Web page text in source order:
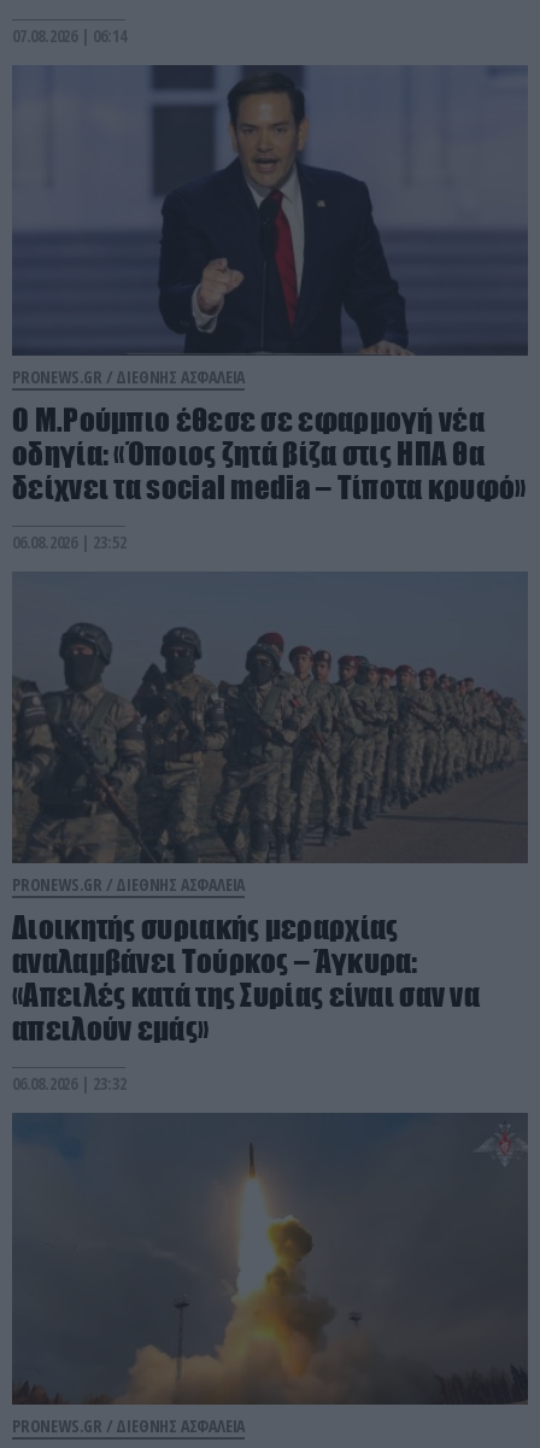
07.08.2026 | 06:14
PRONEWS.GR / ΔΙΕΘΝΗΣ ΑΣΦΑΛΕΙΑ
Ο Μ.Ρούμπιο έθεσε σε εφαρμογή νέα
οδηγία: «Όποιος ζητά βίζα στις ΗΠΑ θα
δείχνει τα social media – Τίποτα κρυφό»
06.08.2026 | 23:52
PRONEWS.GR / ΔΙΕΘΝΗΣ ΑΣΦΑΛΕΙΑ
Διοικητής συριακής μεραρχίας
αναλαμβάνει Τούρκος – Άγκυρα:
«Απειλές κατά της Συρίας είναι σαν να
απειλούν εμάς»
06.08.2026 | 23:32
PRONEWS.GR / ΔΙΕΘΝΗΣ ΑΣΦΑΛΕΙΑ